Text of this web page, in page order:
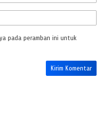
pada peramban ini untuk